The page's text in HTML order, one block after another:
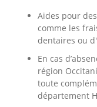
Aides pour
comme les
dentaires ou
En cas
région
toute
département